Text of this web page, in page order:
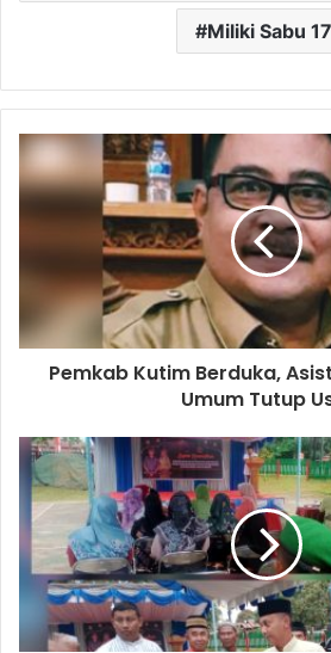
Miliki Sabu 17
Pemkab Kutim Berduka,
Umum Tutup